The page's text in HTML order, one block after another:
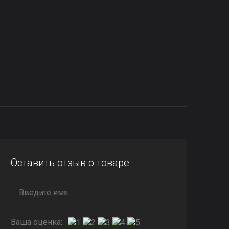
Оставить отзыв о товаре
Ваша оценка: